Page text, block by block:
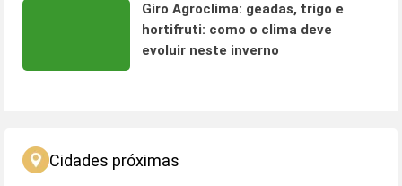
Giro Agroclima: geadas, trigo e
hortifruti: como o clima deve
evoluir neste inverno
Cidades próximas